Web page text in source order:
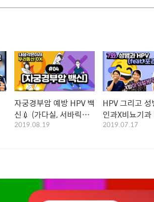
자궁경부암 예방 HPV 백
신💉 (가다실, 서바릭스)
에 대한 산부인과 의사들
2019.08.19
HPV 그리고 성
인과X비뇨기과
보(feat.포경수
2019.07.17